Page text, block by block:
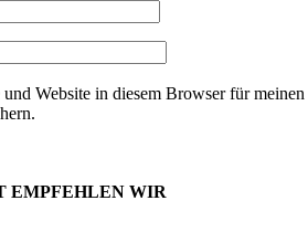
Website in diesem Browser für meinen
EMPFEHLEN WIR